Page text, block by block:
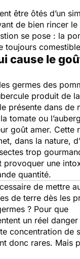
être ôtés d’un
de bien rincer
se pose : la
toujours
cause le
germes des
produit de
présente dans de
tomate ou
goût amer. Cette
dans la nature,
trop
provoquer une
quantité.
de mettre
de terre dès les
? Pour que
un réel
concentration de
donc rares. Mais